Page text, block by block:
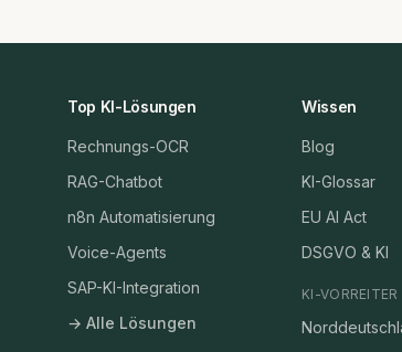
Top KI-Lösungen
Rechnungs-OCR
RAG-Chatbot
n8n Automatisierung
Voice-Agents
SAP-KI-Integration
→ Alle Lösungen
Wissen
Blog
KI-Glossar
EU AI Act
DSGVO & KI
KI-VORREITER